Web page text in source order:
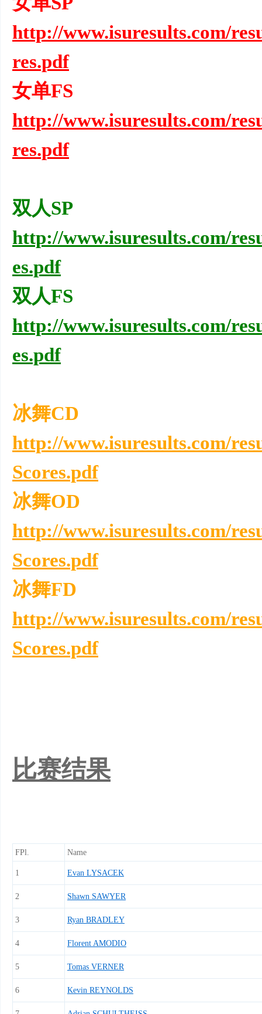
http://www.isuresults.com/
res.pdf
女单FS
http://www.isuresults.com/
res.pdf
双人SP
http://www.isuresults.com/
es.pdf
双人FS
http://www.isuresults.com/
es.pdf
冰舞CD
http://www.isuresults.com/
Scores.pdf
冰舞OD
http://www.isuresults.com/
Scores.pdf
冰舞FD
http://www.isuresults.com/
Scores.pdf
比赛结果
FPl. Name
1 Evan LYSACEK
2 Shawn SAWYER
3 Ryan BRADLEY
4 Florent AMODIO
5 Tomas VERNER
6 Kevin REYNOLDS